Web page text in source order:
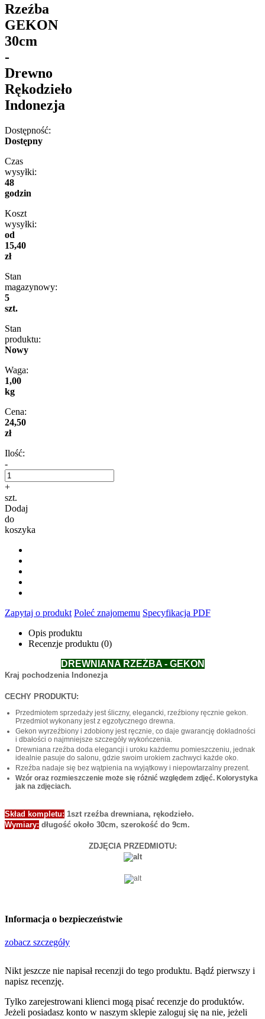
Rzeźba
GEKON
30cm
-
Drewno
Rękodzieło
Indonezja
Dostępność:
Dostępny
Czas
wysyłki:
48
godzin
Koszt
wysyłki:
od
15,40
zł
Stan
magazynowy:
5
szt.
Stan
produktu:
Nowy
Waga:
1,00
kg
Cena:
24,50
zł
Ilość:
-
+
szt.
Dodaj
do
koszyka
Zapytaj o produkt Poleć znajomemu Specyfikacja PDF
Opis produktu
Recenzje produktu (0)
DREWNIANA RZEŹBA - GEKON
Kraj pochodzenia Indonezja
CECHY PRODUKTU:
Przedmiotem sprzedaży jest śliczny, elegancki, rzeźbiony ręcznie gekon.
Przedmiot wykonany jest z egzotycznego drewna.
Gekon wyrzeźbiony i zdobiony jest ręcznie, co daje gwarancję dokładności
i dbałości o najmniejsze szczegóły wykończenia.
Drewniana rzeźba doda elegancji i uroku każdemu pomieszczeniu, jednak
idealnie pasuje do salonu, gdzie swoim urokiem zachwyci każde oko.
Rzeźba nadaje się bez wątpienia na wyjątkowy i niepowtarzalny prezent.
Wzór oraz rozmieszczenie może się różnić względem zdjęć. Kolorystyka
jak na zdjęciach.
Skład kompletu: 1szt rzeźba drewniana, rękodzieło.
Wymiary: długość około 30cm, szerokość do 9cm.
ZDJĘCIA PRZEDMIOTU:
Informacja o bezpieczeństwie
zobacz szczegóły
Nikt jeszcze nie napisał recenzji do tego produktu. Bądź pierwszy i
napisz recenzję.
Tylko zarejestrowani klienci mogą pisać recenzje do produktów.
Jeżeli posiadasz konto w naszym sklepie zaloguj się na nie, jeżeli